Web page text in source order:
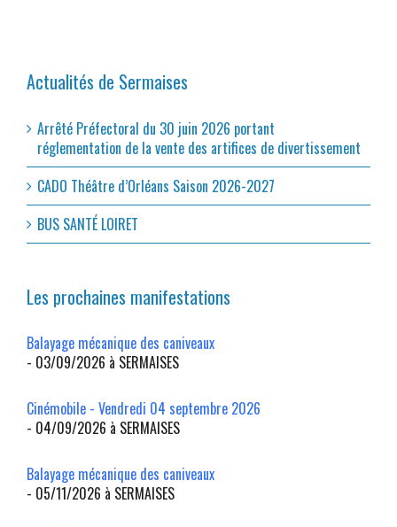
Actualités de Sermaises
Arrêté Préfectoral du 30 juin 2026 portant
réglementation de la vente des artifices de divertissement
CADO Théâtre d’Orléans Saison 2026-2027
BUS SANTÉ LOIRET
Les prochaines manifestations
Balayage mécanique des caniveaux
- 03/09/2026 à SERMAISES
Cinémobile - Vendredi 04 septembre 2026
- 04/09/2026 à SERMAISES
Balayage mécanique des caniveaux
- 05/11/2026 à SERMAISES